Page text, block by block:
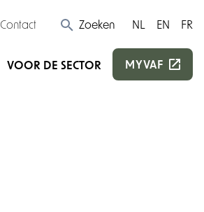
Contact Zoeken NL EN FR
VOOR DE SECTOR MYVAF